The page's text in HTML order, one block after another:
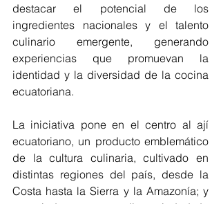
destacar el potencial de los
ingredientes nacionales y el talento
culinario emergente, generando
experiencias que promuevan la
identidad y la diversidad de la cocina
ecuatoriana.
La iniciativa pone en el centro al ají
ecuatoriano, un producto emblemático
de la cultura culinaria, cultivado en
distintas regiones del país, desde la
Costa hasta la Sierra y la Amazonía; y